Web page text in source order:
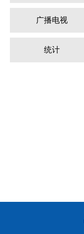
广播电视
统计